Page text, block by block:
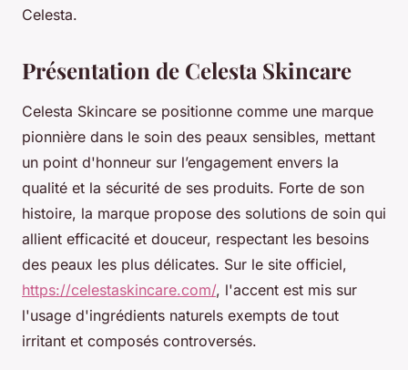
Celesta.
Présentation de Celesta Skincare
Celesta Skincare se positionne comme une marque
pionnière dans le soin des peaux sensibles, mettant
un point d'honneur sur l’engagement envers la
qualité et la sécurité de ses produits. Forte de son
histoire, la marque propose des solutions de soin qui
allient efficacité et douceur, respectant les besoins
des peaux les plus délicates. Sur le site officiel,
https://celestaskincare.com/, l'accent est mis sur
l'usage d'ingrédients naturels exempts de tout
irritant et composés controversés.